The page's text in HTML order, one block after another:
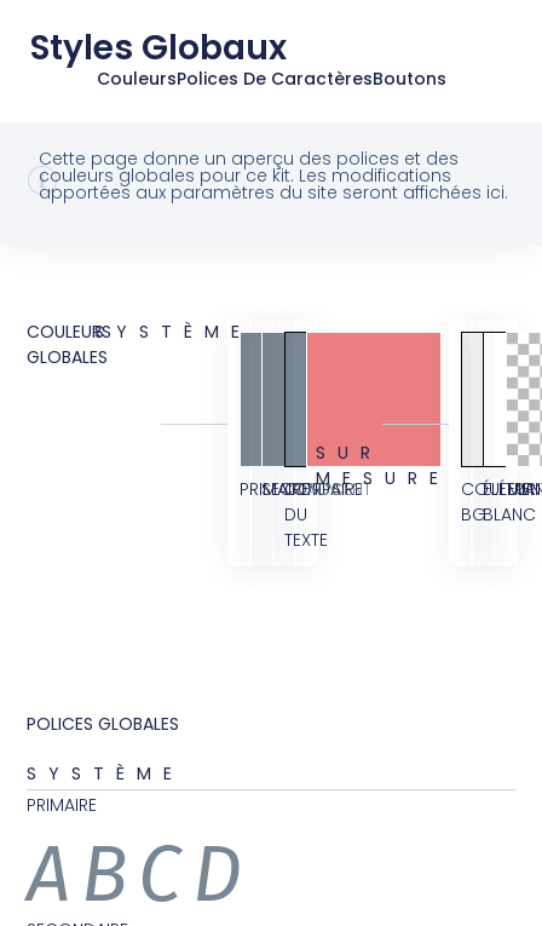
Styles Globaux
CouleursPolices De CaractèresBoutons
Cette page donne un aperçu des polices et des
couleurs globales pour ce kit. Les modifications
apportées aux paramètres du site seront affichées ici.
COULEURS
GLOBALES
SYSTÈME
PRIMAIRE
SECONDAIRE
CORPS
DU
TEXTE
ACCENT
SUR
MESURE
COULEUR
BGBLANC
POLICES GLOBALES
SYSTÈME
PRIMAIRE
ABCD